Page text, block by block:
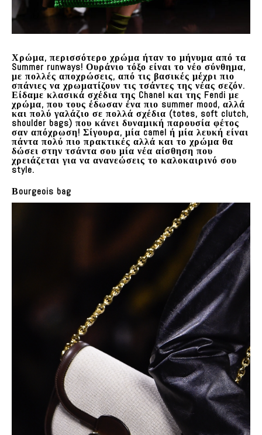
Χρώμα, περισσότερο χρώμα ήταν το μήνυμα από τα
Summer runways! Ουράνιο τόξο είναι το νέο σύνθημα,
με πολλές αποχρώσεις, από τις βασικές μέχρι πιο
σπάνιες να χρωματίζουν τις τσάντες της νέας σεζόν.
Είδαμε κλασικά σχέδια της Chanel και της Fendi με
χρώμα, που τους έδωσαν ένα πιο summer mood, αλλά
και πολύ γαλάζιο σε πολλά σχέδια (totes, soft clutch,
shoulder bags) που κάνει δυναμική παρουσία φέτος
σαν απόχρωση! Σίγουρα, μία camel ή μία λευκή είναι
πάντα πολύ πιο πρακτικές αλλά και το χρώμα θα
δώσει στην τσάντα σου μία νέα αίσθηση που
χρειάζεται για να ανανεώσεις το καλοκαιρινό σου
style.
Βourgeois bag